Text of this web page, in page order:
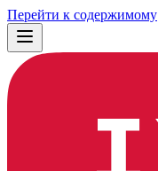
Перейти к содержимому